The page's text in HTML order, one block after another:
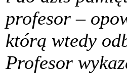
profesor –
którą wtedy
Profesor